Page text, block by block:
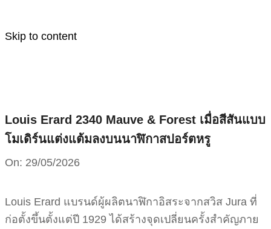
Skip to content
Louis Erard 2340 Mauve & Forest เมื่อสีสันแบบ
โมเดิร์นแต่งแต้มลงบนนาฬิกาสปอร์ตหรู
On: 29/05/2026
Louis Erard แบรนด์ผู้ผลิตนาฬิกาอิสระจากสวิส Jura ที่
ก่อตั้งขึ้นตั้งแต่ปี 1929 ได้สร้างจุดเปลี่ยนครั้งสำคัญภาย